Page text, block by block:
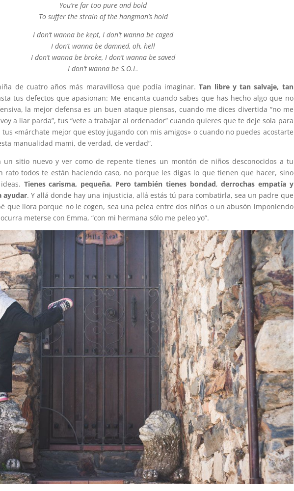
You’re far too pure and bold
To suffer the strain of the hangman’s hold
I don’t wanna be kept, I don’t wanna be caged
I don’t wanna be damned, oh, hell
I don’t wanna be broke, I don’t wanna be saved
I don’t wanna be S.O.L.
de cuatro años más maravillosa que podía imaginar.Tan libre y tan salvaje, tan
tus defectos que apasionan: Me encanta cuando sabes que has hecho algo que no
la mejor defensa es un buen ataque piensas, cuando me dices divertida “no me
a liar parda”, tus “vete a trabajar al ordenador” cuando quieres que te deje sola para
«márchate mejor que estoy jugando con mis amigos» o cuando no puedes acostarte
manualidad mami, de verdad, de verdad”.
un sitio nuevo y ver como de repente tienes un montón de niños desconocidos a tu
rato todos te están haciendo caso, no porque les digas lo que tienen que hacer, sino
Tienes carisma, pequeña. Pero también tienes bondad,derrochas empatía y
ayudar. Y allá donde hay una injusticia, allá estás tú para combatirla, sea un padre que
que llora porque no le cogen, sea una pelea entre dos niños o un abusón imponiendo
meterse con Emma, “con mi hermana sólo me peleo yo”.